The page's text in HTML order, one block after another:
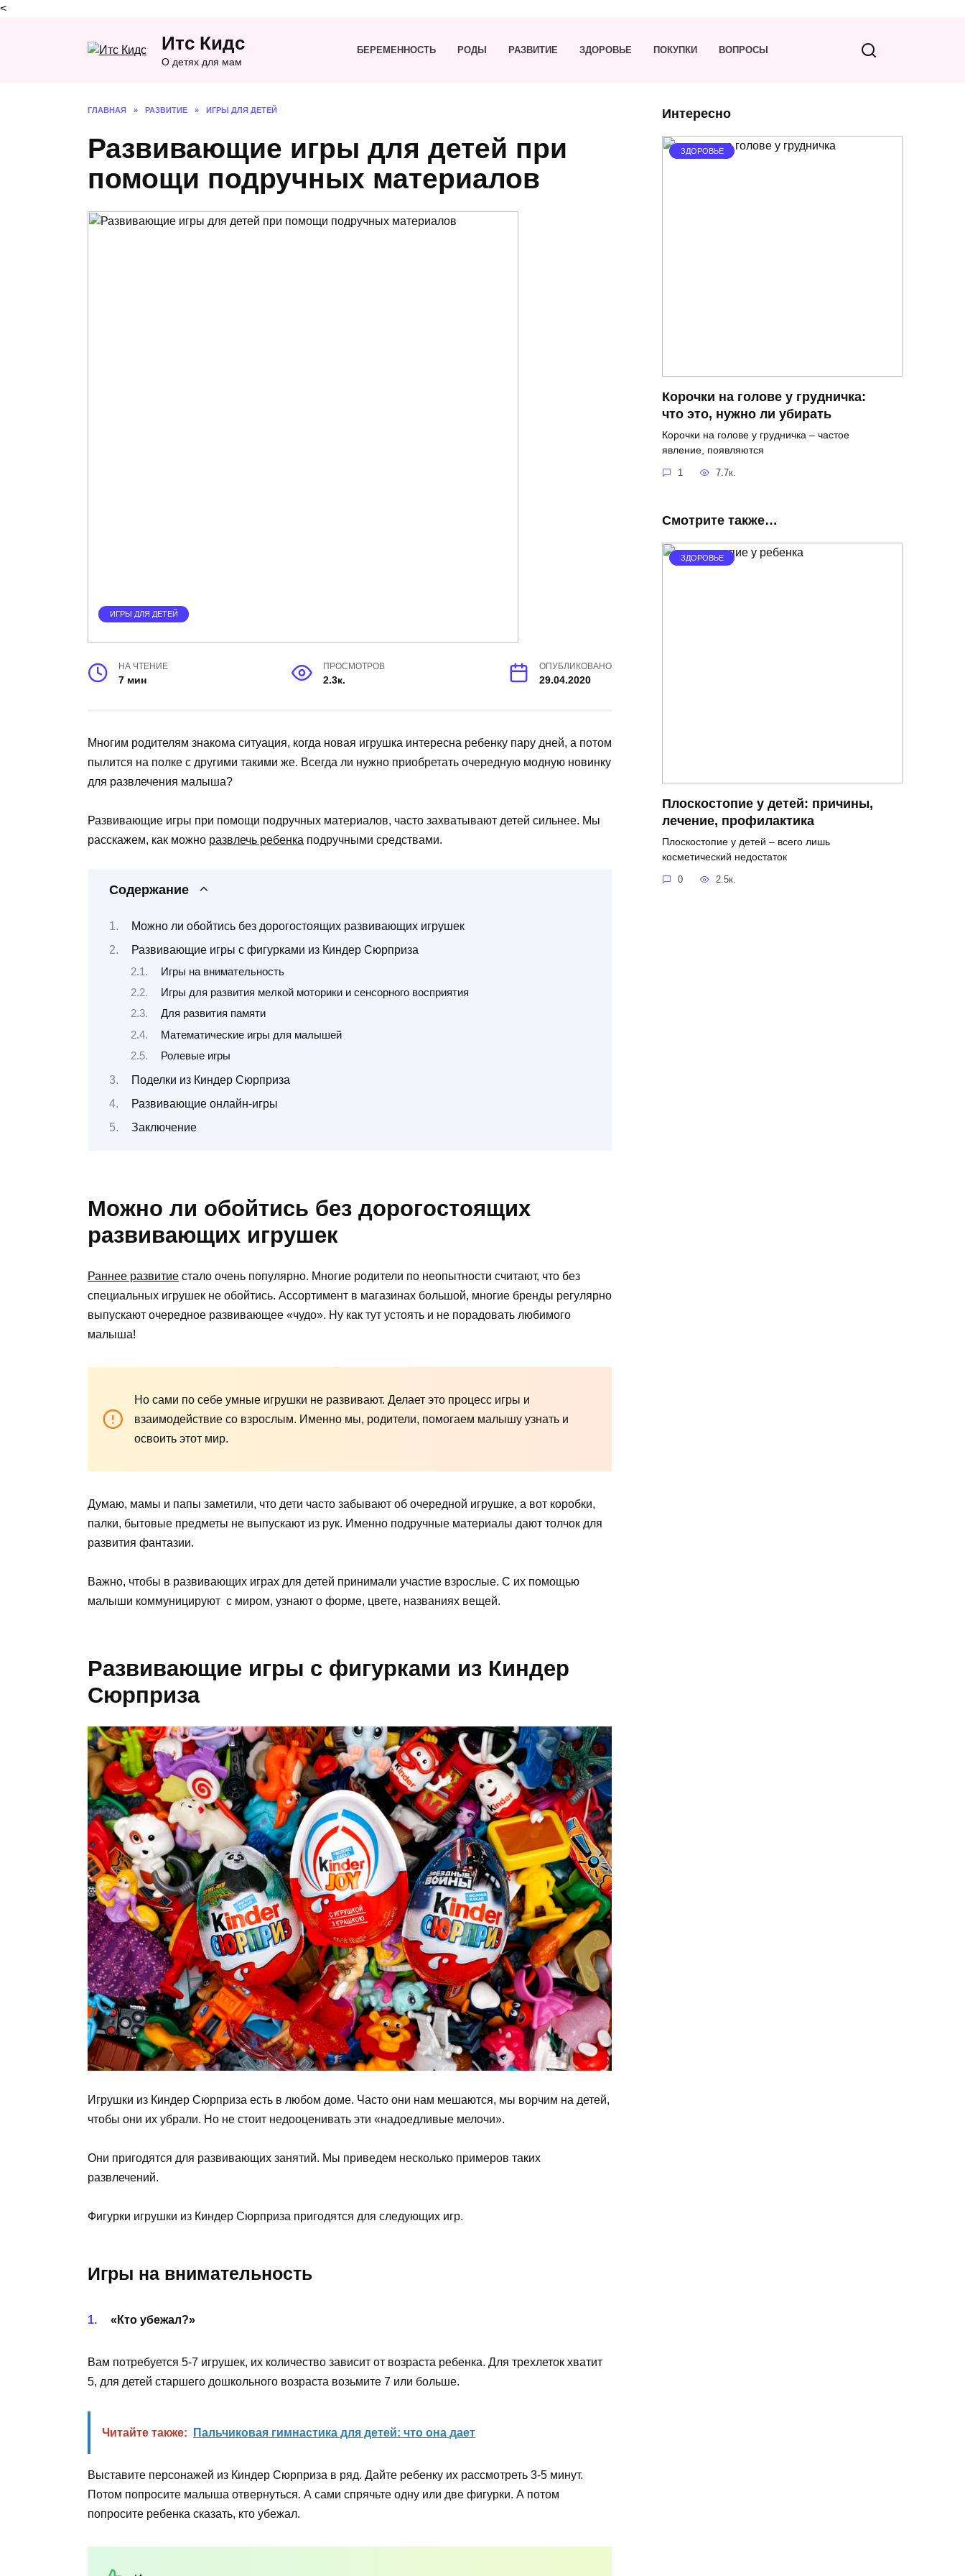
<
Итс Кидс
О детях для мам
БЕРЕМЕННОСТЬ РОДЫ РАЗВИТИЕ ЗДОРОВЬЕ ПОКУПКИ ВОПРОСЫ
ГЛАВНАЯ » РАЗВИТИЕ » ИГРЫ ДЛЯ ДЕТЕЙ
Развивающие игры для детей при
помощи подручных материалов
ИГРЫ ДЛЯ ДЕТЕЙ
НА ЧТЕНИЕ
7 мин
ПРОСМОТРОВ
2.3к.
ОПУБЛИКОВАНО
29.04.2020
Многим родителям знакома ситуация, когда новая игрушка интересна ребенку пару дней, а потом
пылится на полке с другими такими же. Всегда ли нужно приобретать очередную модную новинку
для развлечения малыша?
Развивающие игры при помощи подручных материалов, часто захватывают детей сильнее. Мы
расскажем, как можно развлечь ребенка подручными средствами.
Содержание
Можно ли обойтись без дорогостоящих развивающих игрушек
Развивающие игры с фигурками из Киндер Сюрприза
Игры на внимательность
Игры для развития мелкой моторики и сенсорного восприятия
Для развития памяти
Математические игры для малышей
Ролевые игры
Поделки из Киндер Сюрприза
Развивающие онлайн-игры
Заключение
Можно ли обойтись без дорогостоящих
развивающих игрушек
Раннее развитие стало очень популярно. Многие родители по неопытности считают, что без
специальных игрушек не обойтись. Ассортимент в магазинах большой, многие бренды регулярно
выпускают очередное развивающее «чудо». Ну как тут устоять и не порадовать любимого
малыша!
Но сами по себе умные игрушки не развивают. Делает это процесс игры и
взаимодействие со взрослым. Именно мы, родители, помогаем малышу узнать и
освоить этот мир.
Думаю, мамы и папы заметили, что дети часто забывают об очередной игрушке, а вот коробки,
палки, бытовые предметы не выпускают из рук. Именно подручные материалы дают толчок для
развития фантазии.
Важно, чтобы в развивающих играх для детей принимали участие взрослые. С их помощью
малыши коммуницируют с миром, узнают о форме, цвете, названиях вещей.
Развивающие игры с фигурками из Киндер
Сюрприза
Игрушки из Киндер Сюрприза есть в любом доме. Часто они нам мешаются, мы ворчим на детей,
чтобы они их убрали. Но не стоит недооценивать эти «надоедливые мелочи».
Они пригодятся для развивающих занятий. Мы приведем несколько примеров таких
развлечений.
Фигурки игрушки из Киндер Сюрприза пригодятся для следующих игр.
Игры на внимательность
«Кто убежал?»
Вам потребуется 5-7 игрушек, их количество зависит от возраста ребенка. Для трехлеток хватит
5, для детей старшего дошкольного возраста возьмите 7 или больше.
Читайте также: Пальчиковая гимнастика для детей: что она дает
Выставите персонажей из Киндер Сюрприза в ряд. Дайте ребенку их рассмотреть 3-5 минут.
Потом попросите малыша отвернуться. А сами спрячьте одну или две фигурки. А потом
попросите ребенка сказать, кто убежал.
Интересно
ЗДОРОВЬЕ
Корочки на голове у грудничка:
что это, нужно ли убирать
Корочки на голове у грудничка – частое
явление, появляются
1 7.7к.
Смотрите также…
ЗДОРОВЬЕ
Плоскостопие у детей: причины,
лечение, профилактика
Плоскостопие у детей – всего лишь
косметический недостаток
0 2.5к.